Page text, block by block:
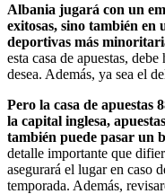
Albania jugará con un
exitosas, sino también
deportivas más
esta casa de apuestas,
desea. Además, ya sea el
Pero la casa de apuestas
la capital inglesa,
también puede pasar un
detalle importante que
asegurará el lugar en caso
temporada. Además,